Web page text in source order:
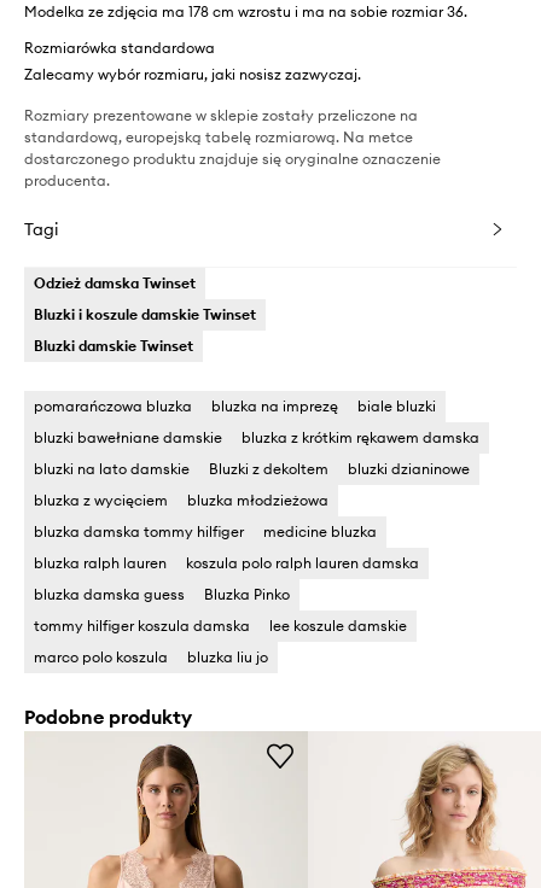
Modelka ze zdjęcia ma 178 cm wzrostu i ma na sobie rozmiar 36.
Rozmiarówka standardowa
Zalecamy wybór rozmiaru, jaki nosisz zazwyczaj.
Rozmiary prezentowane w sklepie zostały przeliczone na
standardową, europejską tabelę rozmiarową. Na metce
dostarczonego produktu znajduje się oryginalne oznaczenie
producenta.
Tagi
Odzież damska Twinset
Bluzki i koszule damskie Twinset
Bluzki damskie Twinset
pomarańczowa bluzka bluzka na imprezę
biale bluzki
bluzki bawełniane damskie
bluzka z krótkim rękawem damska
bluzki na lato damskie
Bluzki z dekoltem
bluzki dzianinowe
bluzka z wycięciem
bluzka młodzieżowa
bluzka damska tommy hilfiger
medicine bluzka
bluzka ralph lauren
koszula polo ralph lauren damska
bluzka damska guess
Bluzka Pinko
tommy hilfiger koszula damska
lee koszule damskie
marco polo koszula
bluzka liu jo
Podobne produkty